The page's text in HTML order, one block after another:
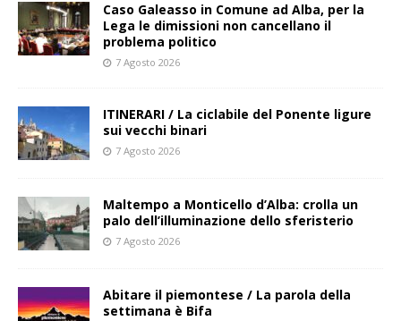
Caso Galeasso in Comune ad Alba, per la
Lega le dimissioni non cancellano il
problema politico
7 Agosto 2026
ITINERARI / La ciclabile del Ponente ligure
sui vecchi binari
7 Agosto 2026
Maltempo a Monticello d’Alba: crolla un
palo dell’illuminazione dello sferisterio
7 Agosto 2026
Abitare il piemontese / La parola della
settimana è Bifa